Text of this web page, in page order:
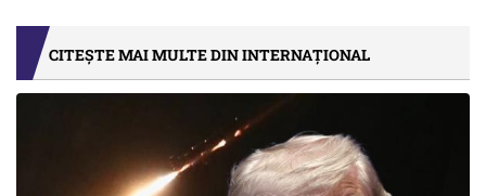
CITEȘTE MAI MULTE DIN INTERNAȚIONAL